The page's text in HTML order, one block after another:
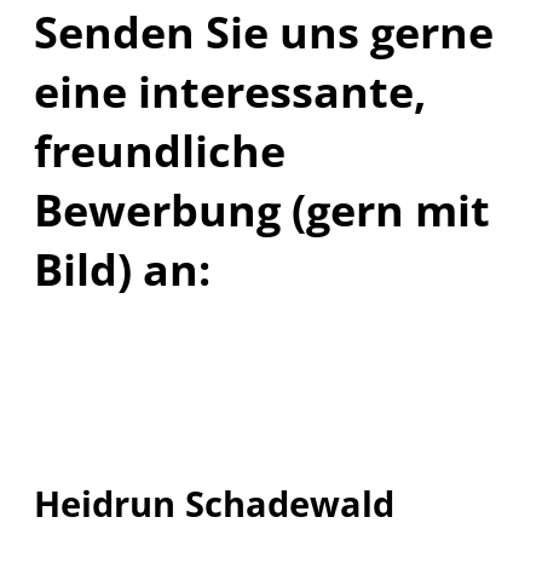
Senden Sie uns gerne
eine interessante,
freundliche
Bewerbung (gern mit
Bild) an:
Heidrun Schadewald